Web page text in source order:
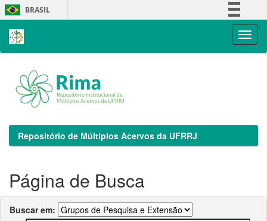
Skip
navigation
BRASIL
Repositório de Múltiplos Acervos da UFRRJ
Página de Busca
Buscar em: